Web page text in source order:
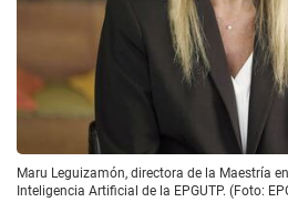
Maru Leguizamón, directora de la Maestría
Inteligencia Artificial de la EPGUTP. (Foto: